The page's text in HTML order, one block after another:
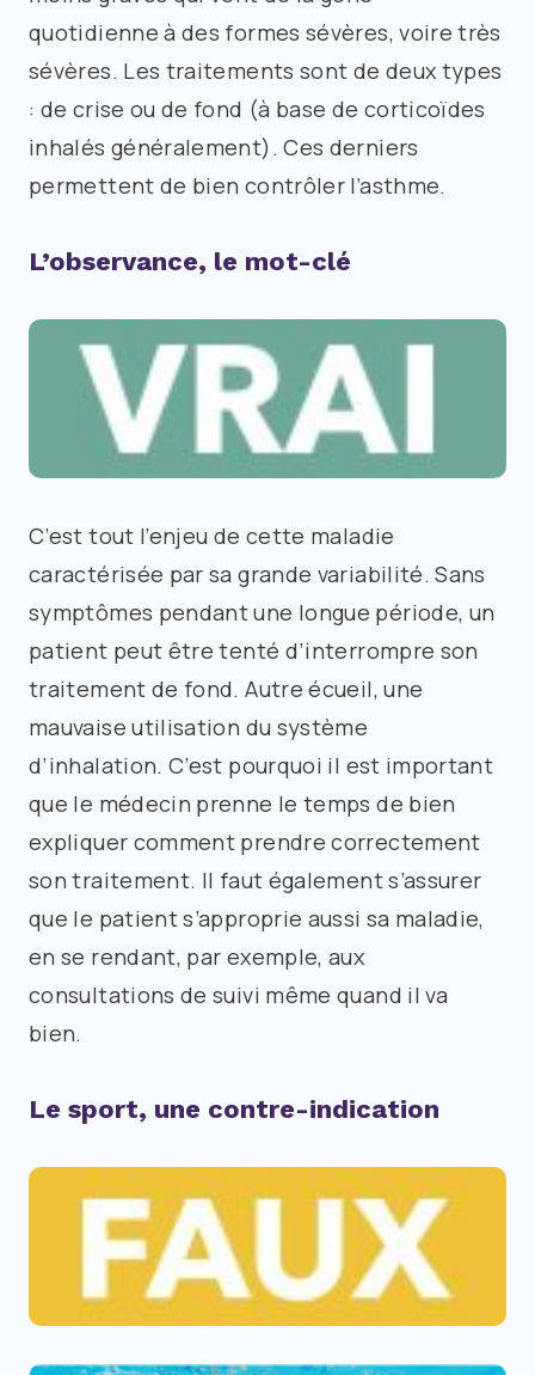
quotidienne à des formes sévères, voire très
sévères. Les traitements sont de deux types
: de crise ou de fond (à base de corticoïdes
inhalés généralement). Ces derniers
permettent de bien contrôler l’asthme.
L’observance, le mot-clé
C’est tout l’enjeu de cette maladie
caractérisée par sa grande variabilité. Sans
symptômes pendant une longue période, un
patient peut être tenté d’interrompre son
traitement de fond. Autre écueil, une
mauvaise utilisation du système
d’inhalation. C’est pourquoi il est important
que le médecin prenne le temps de bien
expliquer comment prendre correctement
son traitement. Il faut également s’assurer
que le patient s’approprie aussi sa maladie,
en se rendant, par exemple, aux
consultations de suivi même quand il va
bien.
Le sport, une contre-indication